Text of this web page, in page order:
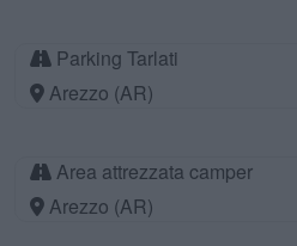
Parking Tarlati
Arezzo (AR)
Area attrezzata camper
Arezzo (AR)